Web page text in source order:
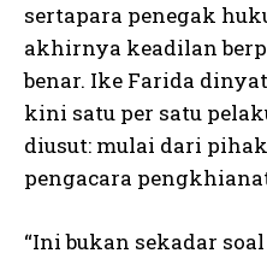
sertapara penegak
akhirnya keadilan
benar. Ike Farida
kini satu per satu
diusut: mulai dari
pengacara
“Ini bukan sekadar